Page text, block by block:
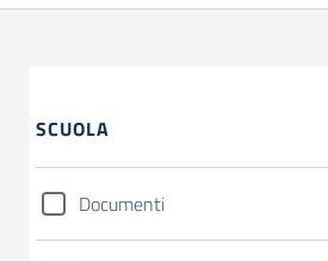
SCUOLA
Documenti